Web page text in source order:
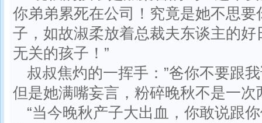
你弟弟累死在公司！究竟是她不思
子，如故淑柔放着总裁夫东谈主的
无关的孩子！”
叔叔焦灼的一挥手：”爸你不要跟
但是她满嘴妄言，粉碎晚秋不是一次
“当今晚秋产子大出血，你敢说跟